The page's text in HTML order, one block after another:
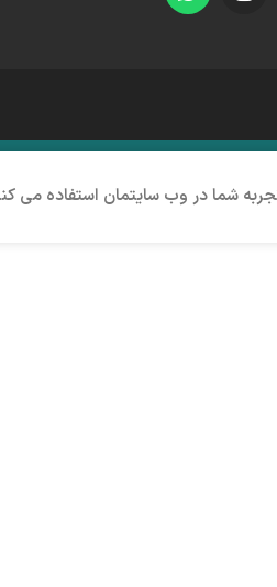
تجربه شما در وب سایتمان استفاده